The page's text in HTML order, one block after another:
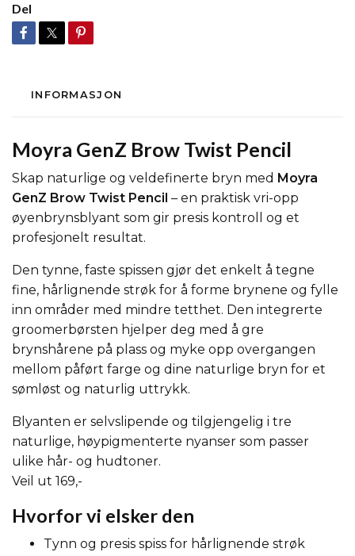
Del
INFORMASJON
Moyra GenZ Brow Twist Pencil
Skap naturlige og veldefinerte bryn med Moyra
GenZ Brow Twist Pencil – en praktisk vri-opp
øyenbrynsblyant som gir presis kontroll og et
profesjonelt resultat.
Den tynne, faste spissen gjør det enkelt å tegne
fine, hårlignende strøk for å forme brynene og fylle
inn områder med mindre tetthet. Den integrerte
groomerbørsten hjelper deg med å gre
brynshårene på plass og myke opp overgangen
mellom påført farge og dine naturlige bryn for et
sømløst og naturlig uttrykk.
Blyanten er selvslipende og tilgjengelig i tre
naturlige, høypigmenterte nyanser som passer
ulike hår- og hudtoner.
Veil ut 169,-
Hvorfor vi elsker den
Tynn og presis spiss for hårlignende strøk